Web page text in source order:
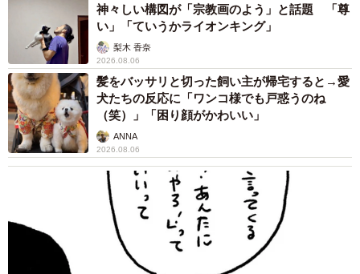
「ありますよ！あります！腹の立つ発言をされたことはな
いですけど、私が子供達のお世話でメチャクチャ忙しい時
間帯に、夫はトイレでスマホ触りながらのんびりするんで
す。あまりにもトイレの滞在時間が長いので、私も反撃し
ました」
――どんな反撃ですか？
「私は夫がトイレに入るであろうタイミングがわかるの
で、彼がトイレに籠もる
30分前くらいからウォシュレットを冷水にして、便座温め
機能をオフにします。私の予想通り、トイレに入った夫は
神々しい構図が「宗教画のよう」と話題 「尊
い」「ていうかライオンキング」
梨木 香奈
2026.08.06
髪をバッサリと切った飼い主が帰宅すると→愛
犬たちの反応に「ワンコ様でも戸惑うのね
（笑）」「困り顔がかわいい」
ANNA
2026.08.06